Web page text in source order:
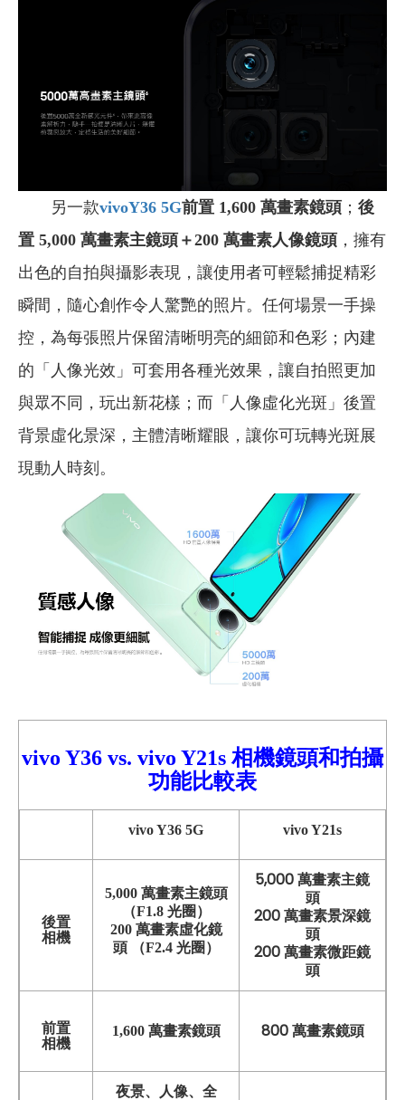
另一款vivoY36 5G前置 1,600 萬畫素鏡頭； 後
置 5,000 萬畫素主鏡頭＋200 萬畫素人像鏡頭，擁有
出色的自拍與攝影表現，讓使用者可輕鬆捕捉精彩
瞬間，隨心創作令人驚艷的照片。任何場景一手操
控，為每張照片保留清晰明亮的細節和色彩；內建
的「人像光效」可套用各種光效果，讓自拍照更加
與眾不同，玩出新花樣；而「人像虛化光斑」後置
背景虛化景深，主體清晰耀眼，讓你可玩轉光斑展
現動人時刻。
vivo Y36 vs. vivo Y21s 相機鏡頭和拍攝
功能比較表
vivo Y36 5G vivo Y21s
後置
相機
5,000 萬畫素主鏡頭
（F1.8 光圈）
200 萬畫素虛化鏡
頭 （F2.4 光圈）
5,000 萬畫素主鏡
頭
200 萬畫素景深鏡
頭
200 萬畫素微距鏡
頭
前置
相機
1,600 萬畫素鏡頭 800 萬畫素鏡頭
夜景、人像、全